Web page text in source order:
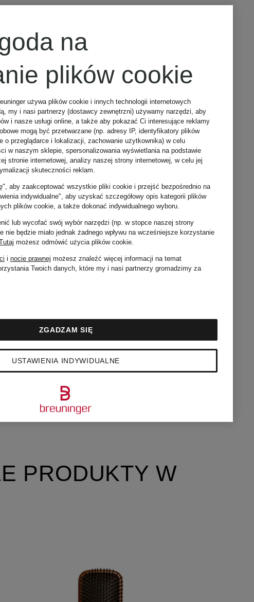
AVEDA
BROW
THICKENING
SERUM
Produkt do
pielęgnacji
okolic oczu
420 zł
(84 000 zł / 1 l)
PRODUKTY W
na
plików cookie
używa plików cookie i innych technologii internetowych
my i nasi partnerzy (dostawcy zewnętrzni) używamy narzędzi, aby
i nasze usługi online, a także aby pokazać Ci interesujące reklamy
mogą być przetwarzane (np. adresy IP, identyfikatory plików
o przeglądarce i lokalizacji, zachowanie użytkownika) w celu
w naszym sklepie, spersonalizowania wyświetlania na podstawie
stronie internetowej, analizy naszej strony internetowej, w celu jej
skuteczności reklam.
aby zaakceptować wszystkie pliki cookie i przejść bezpośrednio na
indywidualne", aby uzyskać szczegółowy opis kategorii plików
plików cookie, a także dokonać indywidualnego wyboru.
lub wycofać swój wybór narzędzi (np. w stopce naszej strony
nie będzie miało jednak żadnego wpływu na wcześniejsze korzystanie
możesz odmówić użycia plików cookie.
i nocie prawnej możesz znaleźć więcej informacji na temat
Twoich danych, które my i nasi partnerzy gromadzimy za
USTAWIENIA INDYWIDUALNE
ZGADZAM SIĘ